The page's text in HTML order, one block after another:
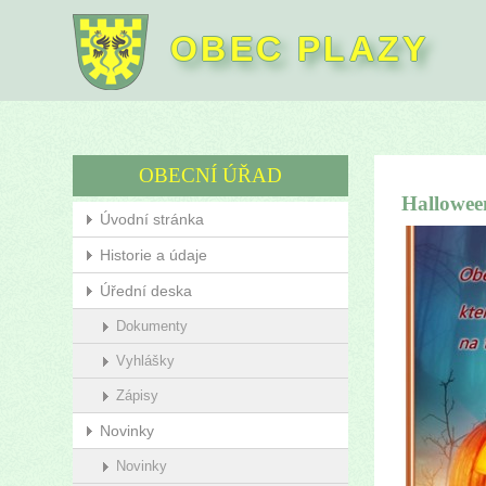
OBEC PLAZY
OBECNÍ ÚŘAD
Úvodní stránka
Historie a údaje
Úřední deska
Dokumenty
Vyhlášky
Zápisy
Novinky
Novinky